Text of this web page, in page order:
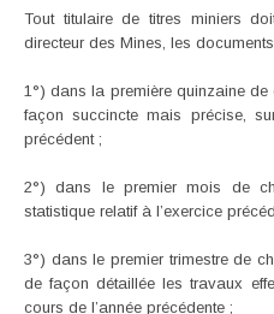
Tout titulaire de titres miniers
directeur des Mines, les
1°) dans la première quinzaine
façon succincte mais précise,
précédent ;
2°) dans le premier mois de
statistique relatif à l’exercice
3°) dans le premier trimestre de
de façon détaillée les travaux
cours de l’année précédente ;